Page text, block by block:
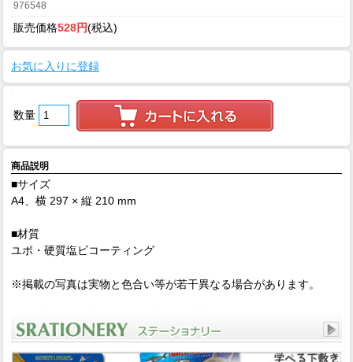
976548
販売価格528円(税込)
お気に入りに登録
数量
商品説明
■サイズ
A4、横 297 × 縦 210 mm
■材質
ユポ・硬質塩ビコーティング
※掲載の写真は実物と色合い等が若干異なる場合があります。